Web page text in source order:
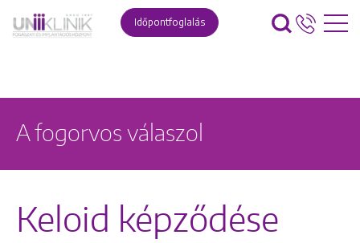
Időpontfoglalás
A fogorvos válaszol
Keloid képződése